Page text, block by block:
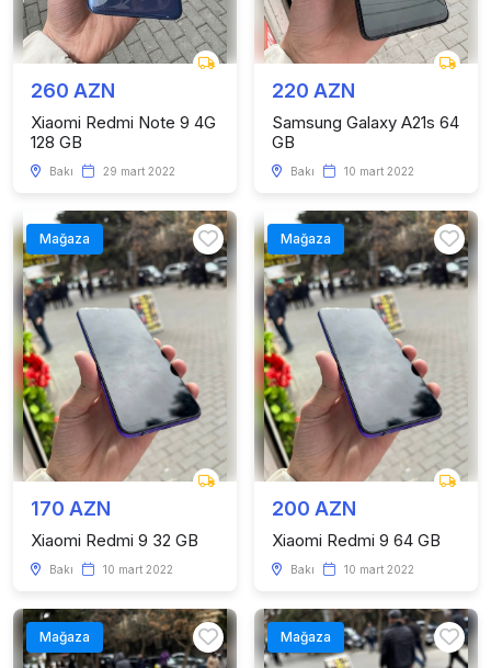
260 AZN
Xiaomi Redmi Note 9 4G
128 GB
Bakı 29 mart 2022
220 AZN
Samsung Galaxy A21s 64
GB
Bakı 10 mart 2022
Mağaza
170 AZN
Xiaomi Redmi 9 32 GB
Bakı 10 mart 2022
Mağaza
200 AZN
Xiaomi Redmi 9 64 GB
Bakı 10 mart 2022
Mağaza Mağaza